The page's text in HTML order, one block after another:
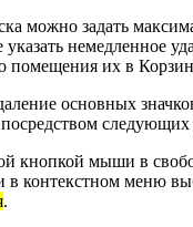
можно задать
немедленное
помещения их в
основных
посредством
кнопкой мыши в
в контекстном меню
.